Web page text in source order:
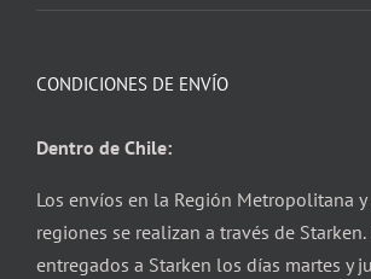
CONDICIONES DE ENVÍO
Dentro de Chile:
Los envíos en la Región Metropolitana
regiones se realizan a través de
entregados a Starken los días martes y